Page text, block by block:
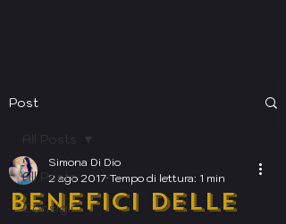
Post
All Posts
Consigli
Benefici delle
Simona Di Dio
2 ago 2017 Tempo di lettura: 1 min